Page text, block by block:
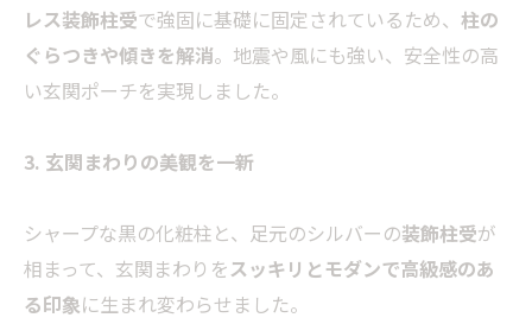
レス装飾柱受で強固に基礎に固定されているため、 柱の
ぐらつきや傾きを解消。地震や風にも強い、安全性の高
い玄関ポーチを実現しました。
3. 玄関まわりの美観を一新
シャープな黒の化粧柱と、足元のシルバーの装飾柱受が
相まって、玄関まわりをスッキリとモダンで高級感のあ
る印象に生まれ変わらせました。